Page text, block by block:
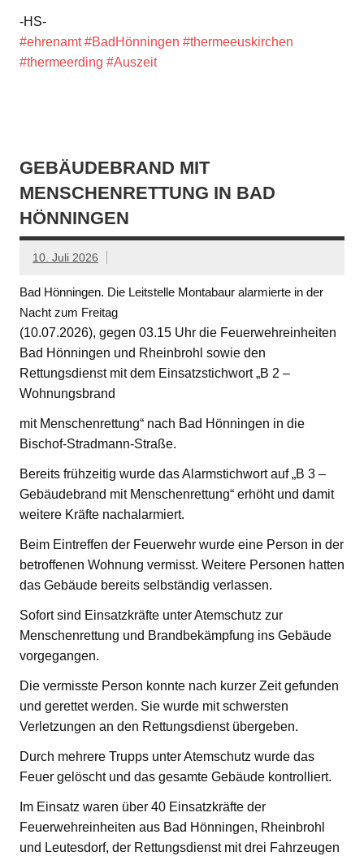
-HS-
#ehrenamt #BadHönningen #thermeeuskirchen
#thermeerding #Auszeit
GEBÄUDEBRAND MIT
MENSCHENRETTUNG IN BAD
HÖNNINGEN
10. Juli 2026
Bad Hönningen. Die Leitstelle Montabaur alarmierte in der
Nacht zum Freitag
(10.07.2026), gegen 03.15 Uhr die Feuerwehreinheiten
Bad Hönningen und Rheinbrohl sowie den
Rettungsdienst mit dem Einsatzstichwort „B 2 –
Wohnungsbrand
mit Menschenrettung“ nach Bad Hönningen in die
Bischof-Stradmann-Straße.
Bereits frühzeitig wurde das Alarmstichwort auf „B 3 –
Gebäudebrand mit Menschenrettung“ erhöht und damit
weitere Kräfte nachalarmiert.
Beim Eintreffen der Feuerwehr wurde eine Person in der
betroffenen Wohnung vermisst. Weitere Personen hatten
das Gebäude bereits selbständig verlassen.
Sofort sind Einsatzkräfte unter Atemschutz zur
Menschenrettung und Brandbekämpfung ins Gebäude
vorgegangen.
Die vermisste Person konnte nach kurzer Zeit gefunden
und gerettet werden. Sie wurde mit schwersten
Verletzungen an den Rettungsdienst übergeben.
Durch mehrere Trupps unter Atemschutz wurde das
Feuer gelöscht und das gesamte Gebäude kontrolliert.
Im Einsatz waren über 40 Einsatzkräfte der
Feuerwehreinheiten aus Bad Hönningen, Rheinbrohl
und Leutesdorf, der Rettungsdienst mit drei Fahrzeugen